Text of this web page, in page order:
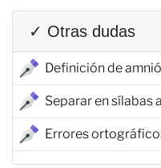
✓ Otras dudas
Definición de
Separar en sílabas
Errores